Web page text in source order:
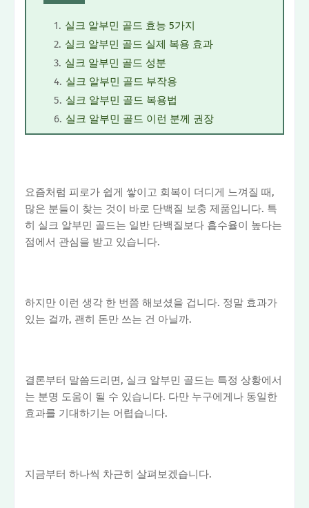
실크 알부민 골드 효능 5가지
실크 알부민 골드 실제 복용 효과
실크 알부민 골드 성분
실크 알부민 골드 부작용
실크 알부민 골드 복용법
실크 알부민 골드 이런 분께 권장
요즘처럼 피로가 쉽게 쌓이고 회복이 더디게 느껴질 때,
많은 분들이 찾는 것이 바로 단백질 보충 제품입니다. 특
히 실크 알부민 골드는 일반 단백질보다 흡수율이 높다는
점에서 관심을 받고 있습니다.
하지만 이런 생각 한 번쯤 해보셨을 겁니다. 정말 효과가
있는 걸까, 괜히 돈만 쓰는 건 아닐까.
결론부터 말씀드리면, 실크 알부민 골드는 특정 상황에서
는 분명 도움이 될 수 있습니다. 다만 누구에게나 동일한
효과를 기대하기는 어렵습니다.
지금부터 하나씩 차근히 살펴보겠습니다.